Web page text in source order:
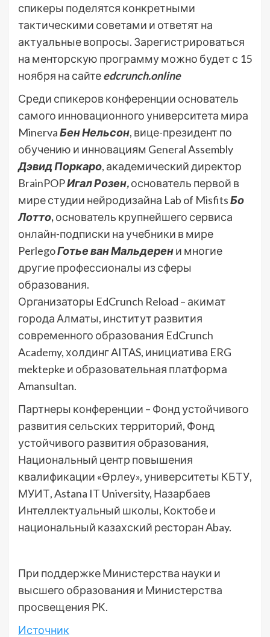
спикеры поделятся конкретными
тактическими советами и ответят на
актуальные вопросы. Зарегистрироваться
на менторскую программу можно будет с 15
ноября на сайтеedcrunch.online
Среди спикеров конференции основатель
самого инновационного университета мира
MinervaБен Нельсон, вице-президент по
обучению и инновациям General Assembly
Дэвид Поркаро, академический директор
BrainPOPИгал Розен,основатель первой в
мире студии нейродизайна Lab of MisfitsБо
Лотто,основатель крупнейшего сервиса
онлайн-подписки на учебники в мире
PerlegoГотье ван Мальдерени многие
другие профессионалы из сферы
образования.
Организаторы EdCrunch Reload – акимат
города Алматы, институт развития
современного образования EdCrunch
Academy, холдинг AITAS, инициатива ERG
mektepke и образовательная платформа
Amansultan.
Партнеры конференции – Фонд устойчивого
развития сельских территорий, Фонд
устойчивого развития образования,
Национальный центр повышения
квалификации «Өрлеу», университеты КБТУ,
МУИТ, Astana IT University, Назарбаев
Интеллектуальный школы, Коктобе и
национальный казахский ресторан Abay.
При поддержке Министерства науки и
высшего образования и Министерства
просвещения РК.
Источник